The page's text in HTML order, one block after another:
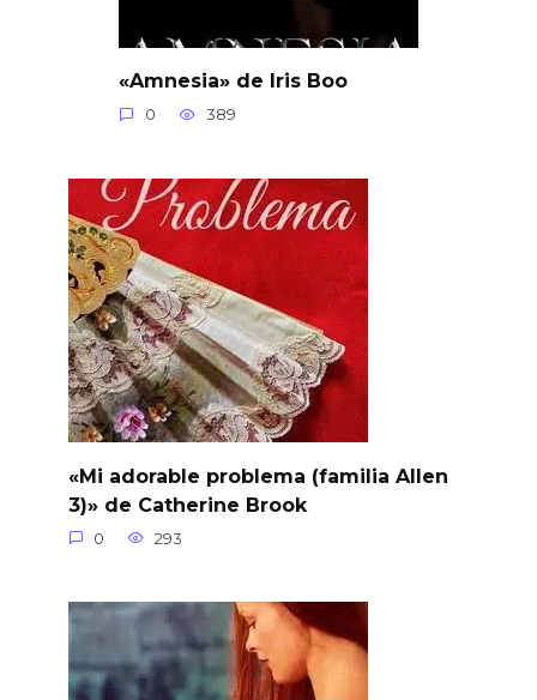
«Amnesia» de Iris Boo
0 389
«Mi adorable problema (familia Allen
3)» de Catherine Brook
0 293